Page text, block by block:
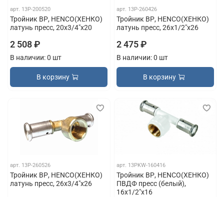
арт. 13P-200520
Тройник ВР, HENCO(ХЕНКО)
латунь пресс, 20x3/4"x20
2 508 ₽
В наличии: 0 шт
В корзину
арт. 13P-260426
Тройник ВР, HENCO(ХЕНКО)
латунь пресс, 26x1/2"x26
2 475 ₽
В наличии: 0 шт
В корзину
арт. 13P-260526
Тройник ВР, HENCO(ХЕНКО)
латунь пресс, 26x3/4"x26
арт. 13PKW-160416
Тройник ВР, HENCO(ХЕНКО)
ПВДФ пресс (белый),
16x1/2"x16